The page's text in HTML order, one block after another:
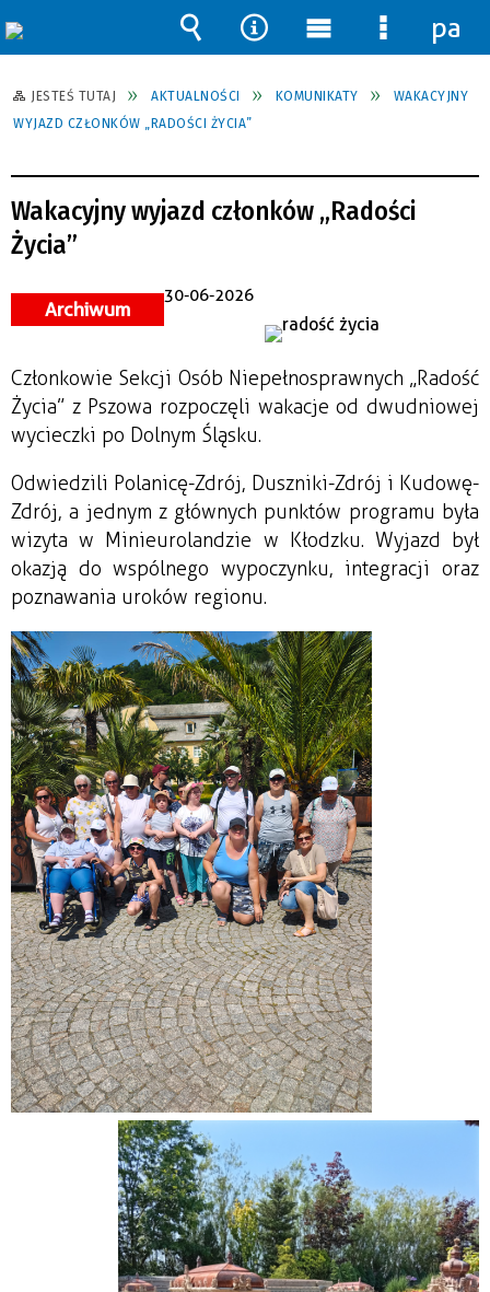
JESTEŚ TUTAJ AKTUALNOŚCI KOMUNIKATY
WAKACYJNY
WYJAZD CZŁONKÓW „RADOŚCI ŻYCIA”
Wakacyjny wyjazd członków „Radości
Życia”
Archiwum
30-06-2026
Członkowie Sekcji Osób Niepełnosprawnych „Radość
Życia” z Pszowa rozpoczęli wakacje od dwudniowej
wycieczki po Dolnym Śląsku.
Odwiedzili Polanicę-Zdrój, Duszniki-Zdrój i Kudowę-
Zdrój, a jednym z głównych punktów programu była
wizyta w Minieurolandzie w Kłodzku. Wyjazd był
okazją do wspólnego wypoczynku, integracji oraz
poznawania uroków regionu.
Wyszukiwarka
Narzędzia
Menu
główne
Menu